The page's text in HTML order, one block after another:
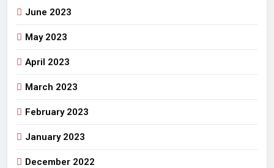
June 2023
May 2023
April 2023
March 2023
February 2023
January 2023
December 2022